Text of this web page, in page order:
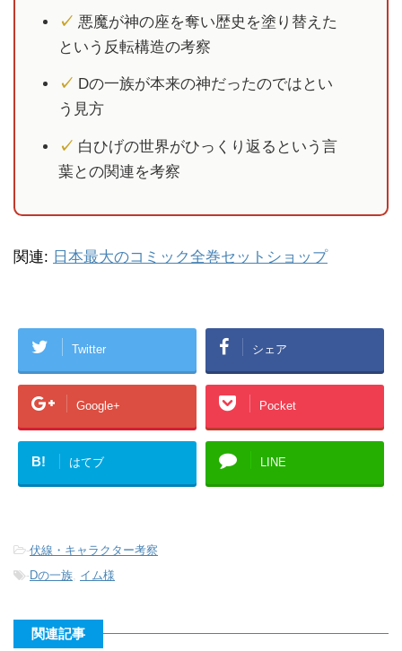
✓ 悪魔が神の座を奪い歴史を塗り替えた
という反転構造の考察
✓ Dの一族が本来の神だったのではとい
う見方
✓ 白ひげの世界がひっくり返るという言
葉との関連を考察
関連: 日本最大のコミック全巻セットショップ
Twitter シェア
Google+ Pocket
B! はてブ LINE
-伏線・キャラクター考察
-Dの一族 イム様
関連記事